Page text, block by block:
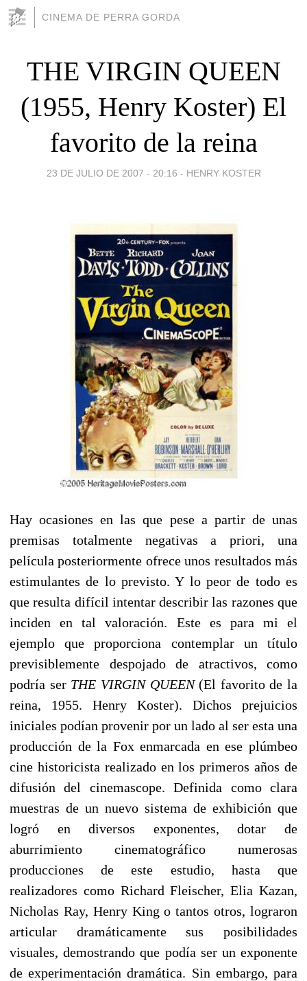
CINEMA DE PERRA GORDA
THE VIRGIN QUEEN
(1955, Henry Koster) El
favorito de la reina
23 DE JULIO DE 2007 - 20:16 - HENRY KOSTER
Hay ocasiones en las que pese a partir de unas
premisas totalmente negativas a priori, una
película posteriormente ofrece unos resultados más
estimulantes de lo previsto. Y lo peor de todo es
que resulta difícil intentar describir las razones que
inciden en tal valoración. Este es para mi el
ejemplo que proporciona contemplar un título
previsiblemente despojado de atractivos, como
podría ser THE VIRGIN QUEEN(El favorito de la
reina, 1955. Henry Koster). Dichos prejuicios
iniciales podían provenir por un lado al ser esta una
producción de la Fox enmarcada en ese plúmbeo
cine historicista realizado en los primeros años de
difusión del cinemascope. Definida como clara
muestras de un nuevo sistema de exhibición que
logró en diversos exponentes, dotar de
aburrimiento cinematográfico numerosas
producciones de este estudio, hasta que
realizadores como Richard Fleischer, Elia Kazan,
Nicholas Ray, Henry King o tantos otros, lograron
articular dramáticamente sus posibilidades
visuales, demostrando que podía ser un exponente
de experimentación dramática. Sin embargo, para